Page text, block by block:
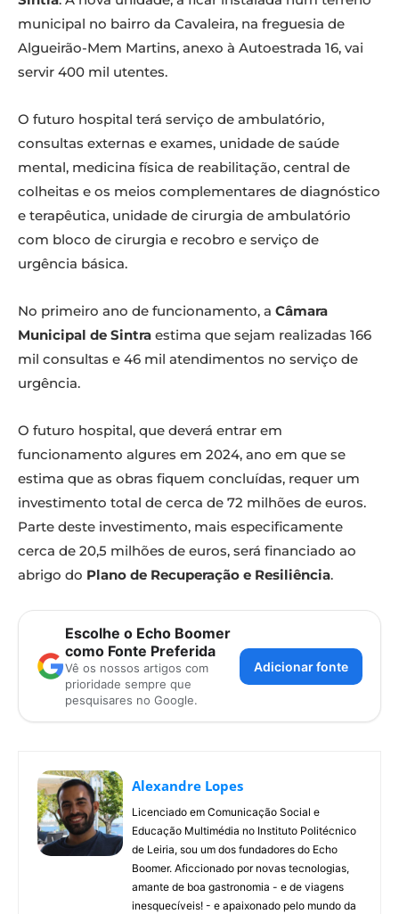
municipal no bairro da Cavaleira, na freguesia de
Algueirão-Mem Martins, anexo à Autoestrada 16, vai
servir 400 mil utentes.
O futuro hospital terá serviço de ambulatório,
consultas externas e exames, unidade de saúde
mental, medicina física de reabilitação, central de
colheitas e os meios complementares de diagnóstico
e terapêutica, unidade de cirurgia de ambulatório
com bloco de cirurgia e recobro e serviço de
urgência básica.
No primeiro ano de funcionamento, a Câmara
Municipal de Sintra estima que sejam realizadas 166
mil consultas e 46 mil atendimentos no serviço de
urgência.
O futuro hospital, que deverá entrar em
funcionamento algures em 2024, ano em que se
estima que as obras fiquem concluídas, requer um
investimento total de cerca de 72 milhões de euros.
Parte deste investimento, mais especificamente
cerca de 20,5 milhões de euros, será financiado ao
abrigo do Plano de Recuperação e Resiliência.
Escolhe o Echo Boomer
como Fonte Preferida
Vê os nossos artigos com
prioridade sempre que
pesquisares no Google.
Adicionar fonte
Alexandre Lopes
Licenciado em Comunicação Social e
Educação Multimédia no Instituto Politécnico
de Leiria, sou um dos fundadores do Echo
Boomer. Aficcionado por novas tecnologias,
amante de boa gastronomia - e de viagens
inesquecíveis! - e apaixonado pelo mundo da